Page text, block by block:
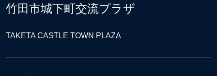
竹田市城下町交流プラザ
TAKETA CASTLE TOWN PLAZA